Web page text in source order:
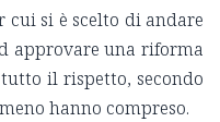
cui si è scelto di andare
approvare una riforma
il rispetto, secondo
hanno compreso.